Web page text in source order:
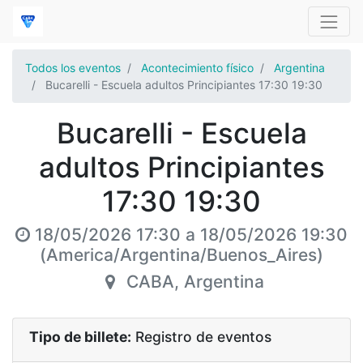
Todos los eventos Acontecimiento físico
Argentina
Bucarelli - Escuela adultos Principiantes 17:30 19:30
Bucarelli - Escuela
adultos Principiantes
17:30 19:30
18/05/2026 17:30 a 18/05/2026 19:30
(America/Argentina/Buenos_Aires)
CABA, Argentina
Tipo de billete: Registro de eventos